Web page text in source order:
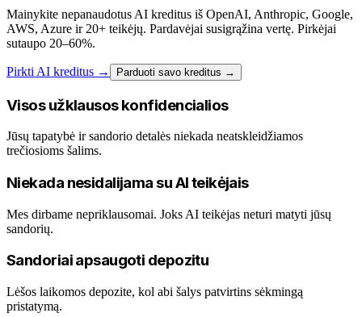
Mainykite nepanaudotus AI kreditus iš OpenAI, Anthropic, Google,
AWS, Azure ir 20+ teikėjų. Pardavėjai susigrąžina vertę. Pirkėjai
sutaupo 20–60%.
Pirkti AI kreditus → Parduoti savo kreditus →
Visos užklausos konfidencialios
Jūsų tapatybė ir sandorio detalės niekada neatskleidžiamos
trečiosioms šalims.
Niekada nesidalijama su AI teikėjais
Mes dirbame nepriklausomai. Joks AI teikėjas neturi matyti jūsų
sandorių.
Sandoriai apsaugoti depozitu
Lėšos laikomos depozite, kol abi šalys patvirtins sėkmingą
pristatymą.